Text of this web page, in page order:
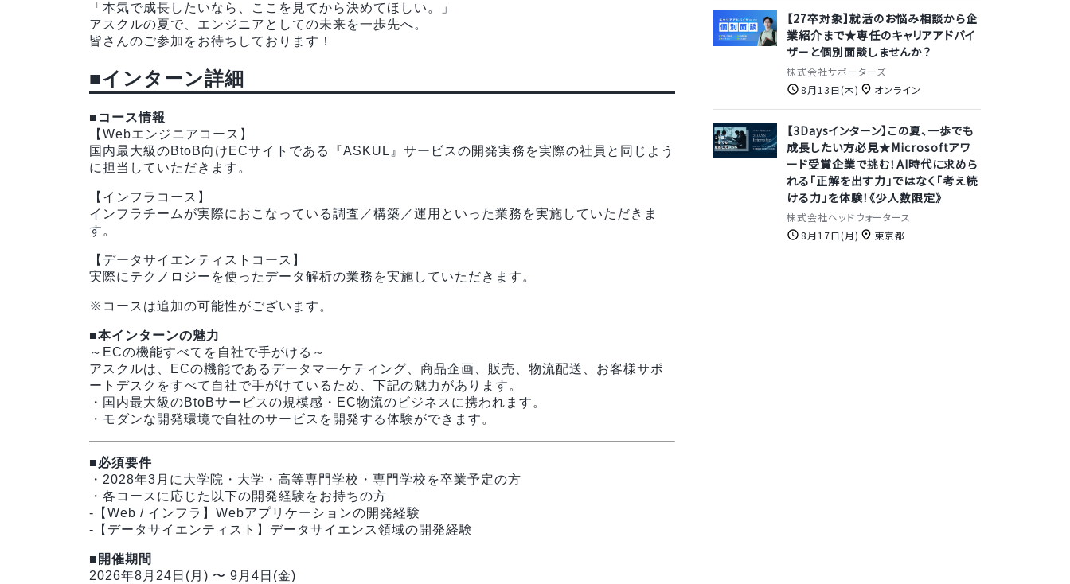
「本気で成長したいなら、ここを見てから決めてほしい。」
アスクルの夏で、エンジニアとしての未来を一歩先へ。
皆さんのご参加をお待ちしております！
■インターン詳細
■コース情報
【Webエンジニアコース】
国内最大級のBtoB向けECサイトである『ASKUL』サービスの開発実務を実際の社員と同じよう
に担当していただきます。
【インフラコース】
インフラチームが実際におこなっている調査／構築／運用といった業務を実施していただきま
す。
【データサイエンティストコース】
実際にテクノロジーを使ったデータ解析の業務を実施していただきます。
※コースは追加の可能性がございます。
■本インターンの魅力
～ECの機能すべてを自社で手がける～
アスクルは、ECの機能であるデータマーケティング、商品企画、販売、物流配送、お客様サポ
ートデスクをすべて自社で手がけているため、下記の魅力があります。
・国内最大級のBtoBサービスの規模感・EC物流のビジネスに携われます。
・モダンな開発環境で自社のサービスを開発する体験ができます。
■必須要件
・2028年3月に大学院・大学・高等専門学校・専門学校を卒業予定の方
・各コースに応じた以下の開発経験をお持ちの方
-【Web / インフラ】Webアプリケーションの開発経験
-【データサイエンティスト】データサイエンス領域の開発経験
■開催期間
2026年8月24日(月) 〜 9月4日(金)
【27卒対象】就活のお悩み相談から企
業紹介まで★専任のキャリアアドバイ
ザーと個別面談しませんか？
株式会社サポーターズ
8月13日(木)
オンライン
【3Daysインターン】この夏、一歩でも
成長したい方必見★Microsoftアワ
ード受賞企業で挑む！AI時代に求めら
れる「正解を出す力」ではなく「考え続
ける力」を体験！《少人数限定》
株式会社ヘッドウォータース
8月17日(月)
東京都